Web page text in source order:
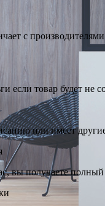
с
товар будет не
или имеет
вы получаете